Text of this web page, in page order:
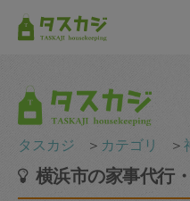
タスカジ ＞ カテゴリ ＞
横浜市の家事代行